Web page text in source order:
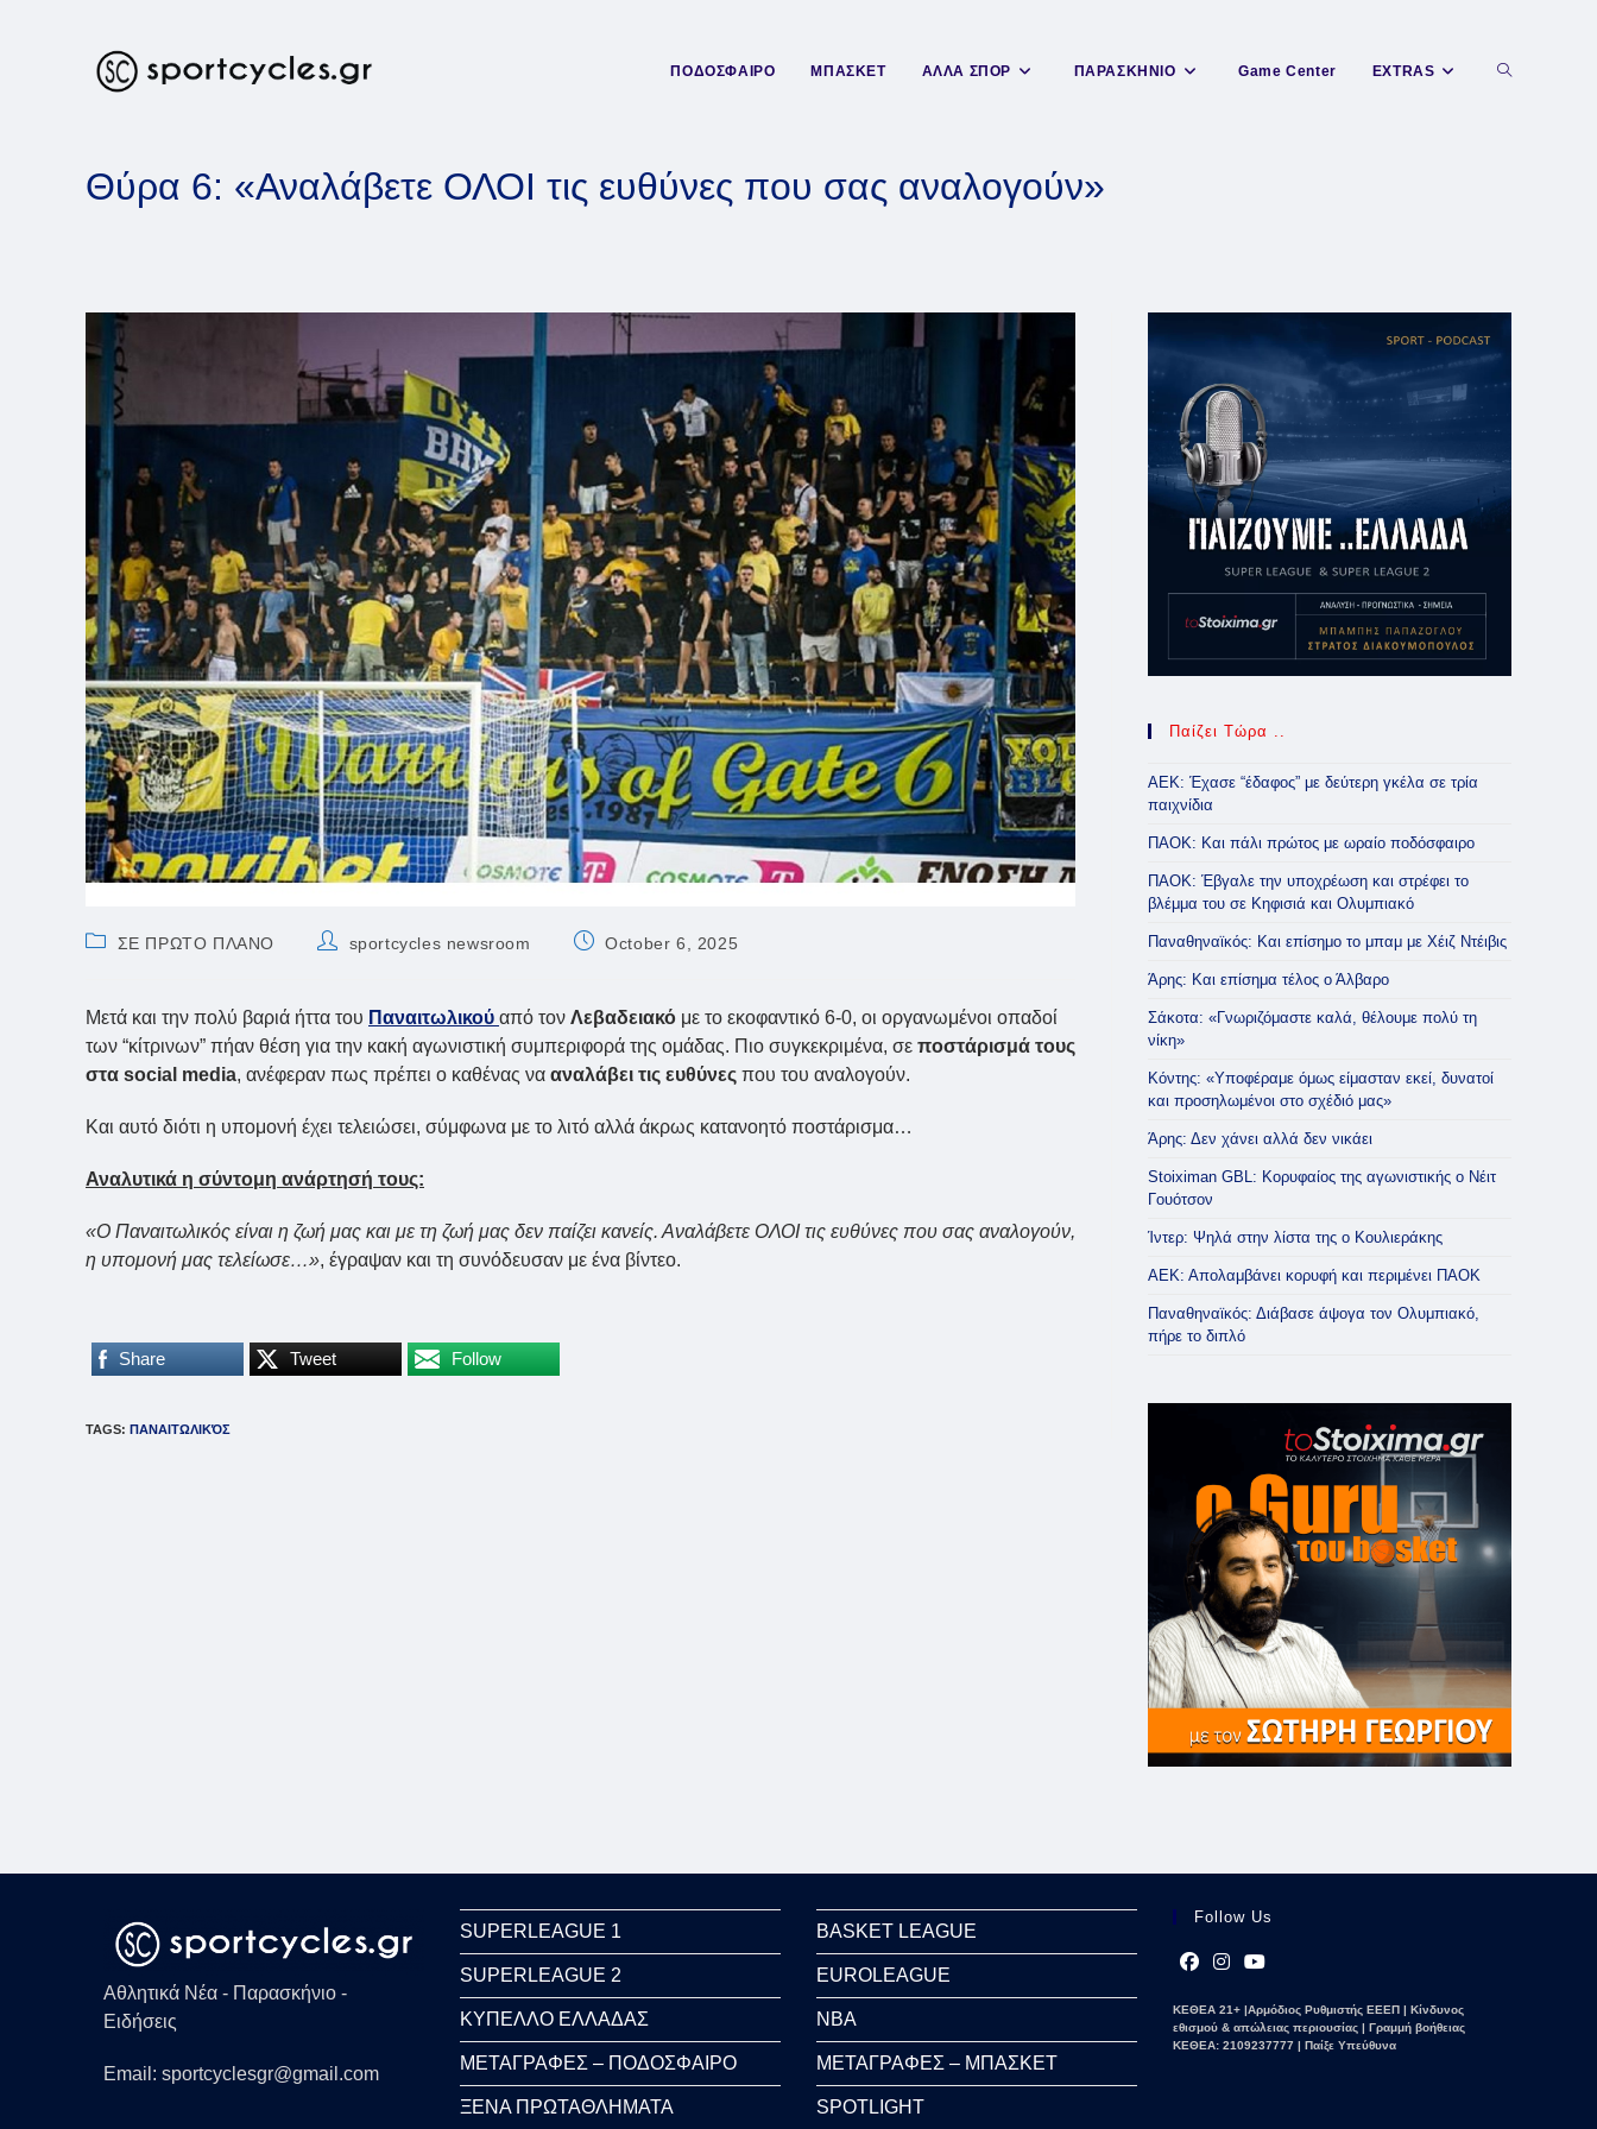
ΠΟΔΟΣΦΑΙΡΟ ΜΠΑΣΚΕΤ ΑΛΛΑ ΣΠΟΡ ΠΑΡΑΣΚΗΝΙΟ Game Center EXTRAS Toggle
Θύρα 6: «Αναλάβετε ΟΛΟΙ τις ευθύνες που σας αναλογούν»
PostΣΕ ΠΡΩΤΟ ΠΛΑΝΟ
Postsportcycles newsroom
PostOctober 6, 2025
Μετά και την πολύ βαριά ήττα του Παναιτωλικού από τον Λεβαδειακό με το εκοφαντικό 6-0, οι οργανωμένοι οπαδοί
των “κίτρινων” πήαν θέση για την κακή αγωνιστική συμπεριφορά της ομάδας. Πιο συγκεκριμένα, σε ποστάρισμά τους
στα social media, ανέφεραν πως πρέπει ο καθένας να αναλάβει τις ευθύνες που του αναλογούν.
Και αυτό διότι η υπομονή έχει τελειώσει, σύμφωνα με το λιτό αλλά άκρως κατανοητό ποστάρισμα…
Αναλυτικά η σύντομη ανάρτησή τους:
«Ο Παναιτωλικός είναι η ζωή μας και με τη ζωή μας δεν παίζει κανείς. Αναλάβετε ΟΛΟΙ τις ευθύνες που σας αναλογούν,
η υπομονή μας τελείωσε…», έγραψαν και τη συνόδευσαν με ένα βίντεο.
Share Tweet Follow
TAGS: ΠΑΝΑΙΤΩΛΙΚΌΣ
Παίζει Τώρα ..
ΑΕΚ: Έχασε “έδαφος” με δεύτερη γκέλα σε τρία
παιχνίδια
ΠΑΟΚ: Και πάλι πρώτος με ωραίο ποδόσφαιρο
ΠΑΟΚ: Έβγαλε την υποχρέωση και στρέφει το
βλέμμα του σε Κηφισιά και Ολυμπιακό
Παναθηναϊκός: Και επίσημο το μπαμ με Χέιζ Ντέιβις
Άρης: Και επίσημα τέλος ο Άλβαρο
Σάκοτα: «Γνωριζόμαστε καλά, θέλουμε πολύ τη
νίκη»
Κόντης: «Υποφέραμε όμως είμασταν εκεί, δυνατοί
και προσηλωμένοι στο σχέδιό μας»
Άρης: Δεν χάνει αλλά δεν νικάει
Stoiximan GBL: Κορυφαίος της αγωνιστικής ο Νέιτ
Γουότσον
Ίντερ: Ψηλά στην λίστα της ο Κουλιεράκης
ΑΕΚ: Απολαμβάνει κορυφή και περιμένει ΠΑΟΚ
Παναθηναϊκός: Διάβασε άψογα τον Ολυμπιακό,
πήρε το διπλό
Αθλητικά Νέα - Παρασκήνιο -
Ειδήσεις
Email: sportcyclesgr@gmail.com
SUPERLEAGUE 1
SUPERLEAGUE 2
ΚΥΠΕΛΛΟ ΕΛΛΑΔΑΣ
ΜΕΤΑΓΡΑΦΕΣ – ΠΟΔΟΣΦΑΙΡΟ
ΞΕΝΑ ΠΡΩΤΑΘΛΗΜΑΤΑ
BASKET LEAGUE
EUROLEAGUE
NBA
ΜΕΤΑΓΡΑΦΕΣ – ΜΠΑΣΚΕΤ
SPOTLIGHT
Follow Us
in
a
in
a
in
a
ΚΕΘΕΑ 21+ |Αρμόδιος Ρυθμιστής ΕΕΕΠ | Κίνδυνος
εθισμού & απώλειας περιουσίας | Γραμμή βοήθειας
ΚΕΘΕΑ: 2109237777 | Παίξε Υπεύθυνα